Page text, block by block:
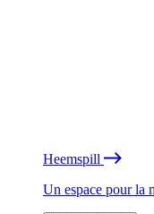
Heemspill
Un espace pour la